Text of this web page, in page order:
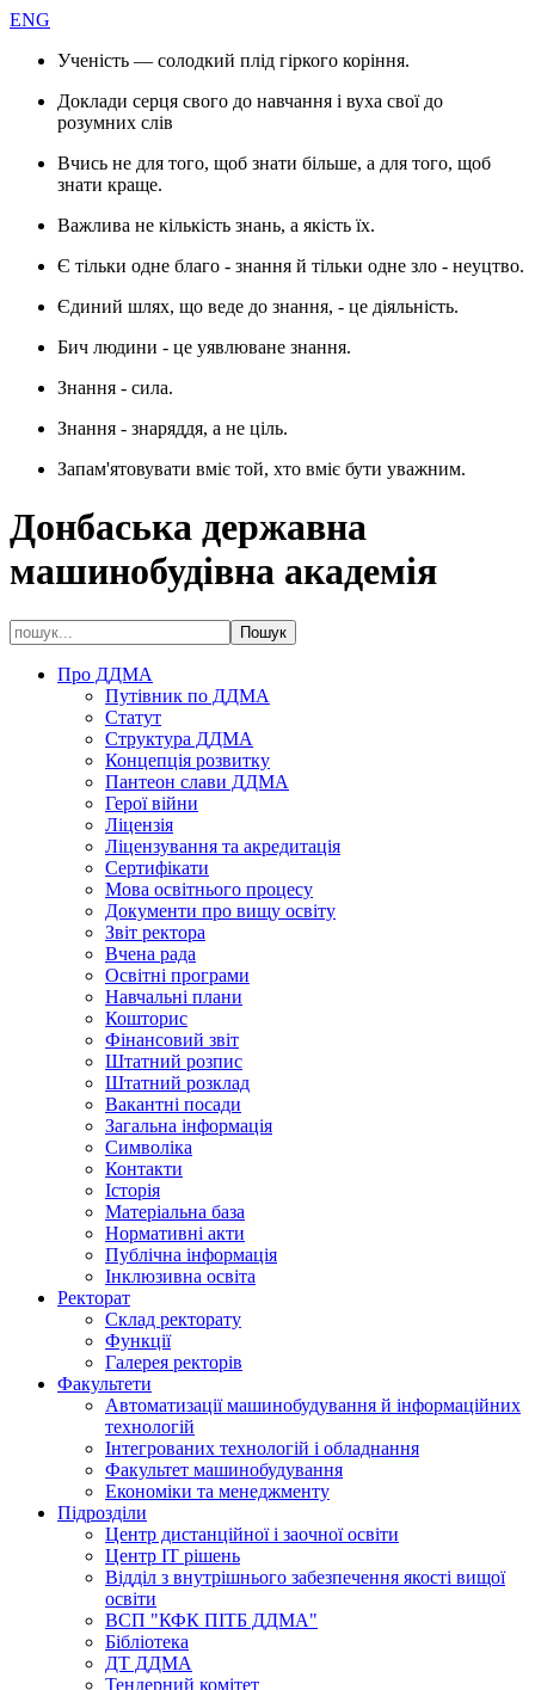
ENG
Ученість — солодкий плід гіркого коріння.
Доклади серця свого до навчання і вуха свої до
розумних слів
Вчись не для того, щоб знати більше, а для того, щоб
знати краще.
Важлива не кількість знань, а якість їх.
Є тільки одне благо - знання й тільки одне зло - неуцтво.
Єдиний шлях, що веде до знання, - це діяльність.
Бич людини - це уявлюване знання.
Знання - сила.
Знання - знаряддя, а не ціль.
Запам'ятовувати вміє той, хто вміє бути уважним.
Донбаська державна
машинобудівна академія
Про ДДМА
Путівник по ДДМА
Статут
Структура ДДМА
Концепція розвитку
Пантеон слави ДДМА
Герої війни
Ліцензія
Ліцензування та акредитація
Сертифікати
Мова освітнього процесу
Документи про вищу освіту
Звіт ректора
Вчена рада
Освітні програми
Навчальні плани
Кошторис
Фінансовий звіт
Штатний розпис
Штатний розклад
Вакантні посади
Загальна інформація
Символіка
Контакти
Історія
Матеріальна база
Нормативні акти
Публічна інформація
Інклюзивна освіта
Ректорат
Склад ректорату
Функції
Галерея ректорів
Факультети
Автоматизації машинобудування й інформаційних
технологій
Інтегрованих технологій і обладнання
Факультет машинобудування
Економіки та менеджменту
Підрозділи
Центр дистанційної і заочної освіти
Центр ІТ рішень
Відділ з внутрішнього забезпечення якості вищої
освіти
ВСП "КФК ПІТБ ДДМА"
Бібліотека
ДТ ДДМА
Тендерний комітет